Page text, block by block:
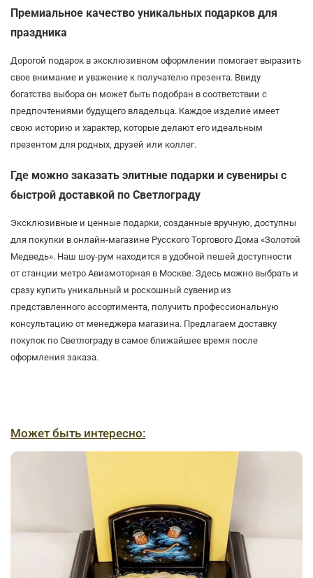
Премиальное качество уникальных подарков для
праздника
Дорогой подарок в эксклюзивном оформлении помогает выразить
свое внимание и уважение к получателю презента. Ввиду
богатства выбора он может быть подобран в соответствии с
предпочтениями будущего владельца. Каждое изделие имеет
свою историю и характер, которые делают его идеальным
презентом для родных, друзей или коллег.
Где можно заказать элитные подарки и сувениры с
быстрой доставкой по Светлограду
Эксклюзивные и ценные подарки, созданные вручную, доступны
для покупки в онлайн-магазине Русского Торгового Дома «Золотой
Медведь». Наш шоу-рум находится в удобной пешей доступности
от станции метро Авиамоторная в Москве. Здесь можно выбрать и
сразу купить уникальный и роскошный сувенир из
представленного ассортимента, получить профессиональную
консультацию от менеджера магазина. Предлагаем доставку
покупок по Светлограду в самое ближайшее время после
оформления заказа.
Может быть интересно: